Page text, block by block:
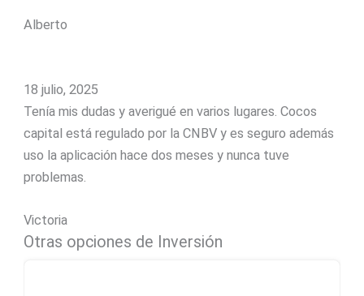
Alberto
18 julio, 2025
Tenía mis dudas y averigué en varios lugares. Cocos
capital está regulado por la CNBV y es seguro además
uso la aplicación hace dos meses y nunca tuve
problemas.
Victoria
Otras opciones de Inversión